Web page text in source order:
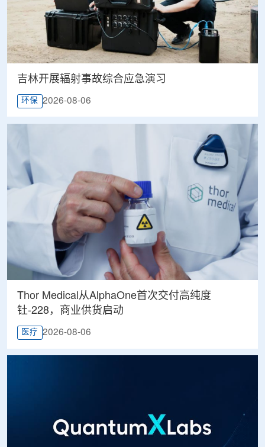
吉林开展辐射事故综合应急演习
环保 2026-08-06
Thor Medical从AlphaOne首次交付高纯度
钍-228，商业供货启动
医疗 2026-08-06